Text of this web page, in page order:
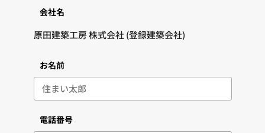
会社名
お名前
電話番号